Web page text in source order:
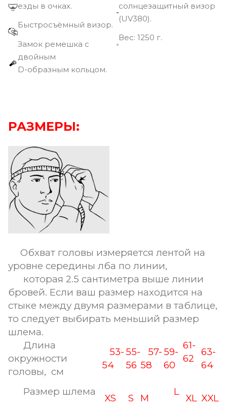
езды в очках.
Быстросъёмный визор.
Замок ремешка с
двойным
D-образным кольцом.
солнцезащитный визор
(UV380).
Вec: 1250 г.
РАЗМЕРЫ:
Обхват головы измеряется лентой на
уровне середины лба по линии,
которая 2.5 сантиметра выше линии
бровей. Если ваш размер находится на
стыке между двумя размерами в таблице,
то следует выбирать меньший размер
шлема.
Длина
окружности
головы, см
53-
54
55-
56
57-
58
59-
60
61-
62
63-
64
Размер шлема
XS S M
L
XL XXL